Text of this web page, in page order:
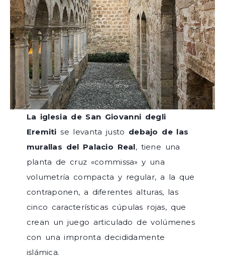
La iglesia de San Giovanni degli
Eremiti se levanta justo debajo de las
murallas del Palacio Real, tiene una
planta de cruz «commissa» y una
volumetría compacta y regular, a la que
contraponen, a diferentes alturas, las
cinco características cúpulas rojas, que
crean un juego articulado de volúmenes
con una impronta decididamente
islámica.